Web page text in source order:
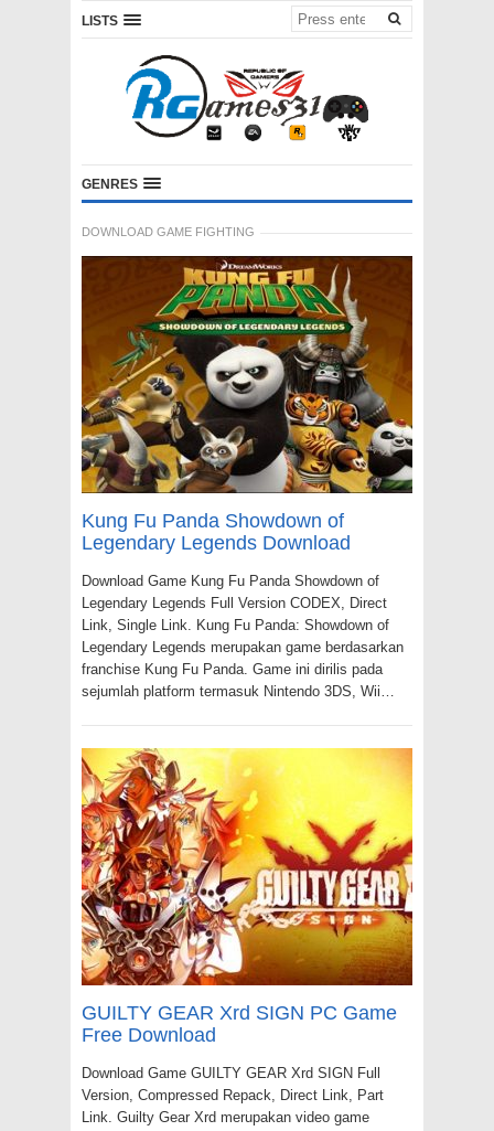
LISTS
GENRES
DOWNLOAD GAME FIGHTING
Kung Fu Panda Showdown of
Legendary Legends Download
Download Game Kung Fu Panda Showdown of
Legendary Legends Full Version CODEX, Direct
Link, Single Link. Kung Fu Panda: Showdown of
Legendary Legends merupakan game berdasarkan
franchise Kung Fu Panda. Game ini dirilis pada
sejumlah platform termasuk Nintendo 3DS, Wii…
GUILTY GEAR Xrd SIGN PC Game
Free Download
Download Game GUILTY GEAR Xrd SIGN Full
Version, Compressed Repack, Direct Link, Part
Link. Guilty Gear Xrd merupakan video game